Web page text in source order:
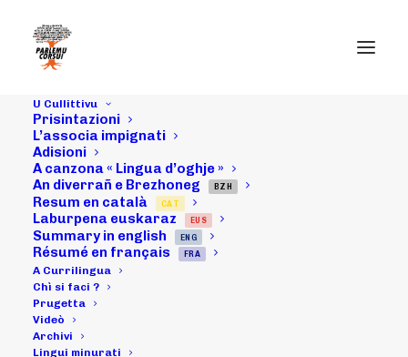
U Cullittivu
Prisintazioni
L’associa impignati
Adisioni
A canzona « Lingua d’oghje »
An diverrañ e Brezhoneg
BZH
Resum en català CAT
Laburpena euskaraz EUS
Summary in english ENG
Résumé en français FRA
A Currilingua
Chì si faci ?
Prugetta
Videò
Archivi
Lingui minurati
02/10/19 :
Umaghju à Jean-
Baptiste
Marcellesi.